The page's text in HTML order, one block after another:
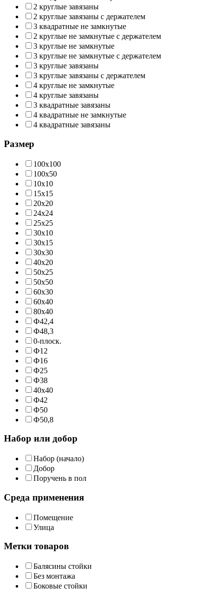
2 круглые завязаны
2 круглые завязаны с держателем
3 квадратные не замкнутые
2 круглые не замкнутые с держателем
3 круглые не замкнутые
3 круглые не замкнутые с держателем
3 круглые завязаны
3 круглые завязаны с держателем
4 круглые не замкнутые
4 круглые завязаны
3 квадратные завязаны
4 квадратные не замкнутые
4 квадратные завязаны
Размер
100х100
100х50
10х10
15х15
20х20
24х24
25х25
30х10
30х15
30х30
40х20
50х25
50х50
60х30
60х40
80х40
Ф42,4
Ф48,3
0-плоск.
Ф12
Ф16
Ф25
Ф38
40х40
Ф42
Ф50
Ф50,8
Набор или добор
Набор (начало)
Добор
Поручень в пол
Среда применения
Помещение
Улица
Метки товаров
Балясины стойки
Без монтажа
Боковые стойки